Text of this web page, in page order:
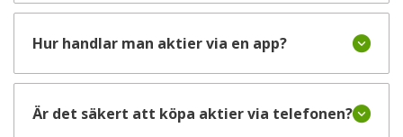
Hur handlar man aktier via en app?
Är det säkert att köpa aktier via telefonen?